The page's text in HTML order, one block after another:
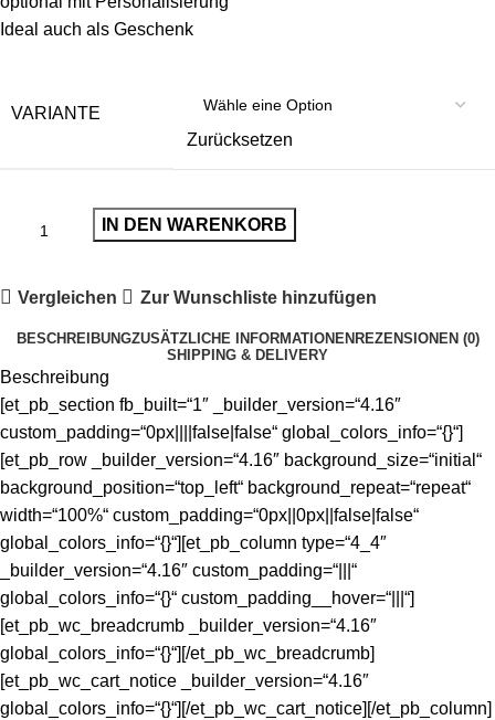
Ideal auch als Geschenk
VARIANTE
Zurücksetzen
IN DEN WARENKORB
Vergleichen Zur Wunschliste hinzufügen
BESCHREIBUNGZUSÄTZLICHE INFORMATIONEN REZENSIONEN (0)
SHIPPING & DELIVERY
Beschreibung
[et_pb_section fb_built=“1″ _builder_version=“4.16″
custom_padding=“0px||||false|false“ global_colors_info=“{}“]
[et_pb_row _builder_version=“4.16″ background_size=“initial“
background_position=“top_left“ background_repeat=“repeat“
width=“100%“ custom_padding=“0px||0px||false|false“
global_colors_info=“{}“][et_pb_column type=“4_4″
_builder_version=“4.16″ custom_padding=“|||“
global_colors_info=“{}“ custom_padding__hover=“|||“]
[et_pb_wc_breadcrumb _builder_version=“4.16″
global_colors_info=“{}“][/et_pb_wc_breadcrumb]
[et_pb_wc_cart_notice _builder_version=“4.16″
global_colors_info=“{}“][/et_pb_wc_cart_notice][/et_pb_column]